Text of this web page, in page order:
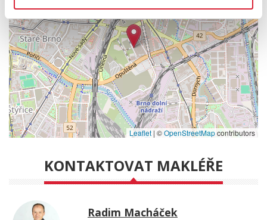
Leaflet | ©OpenStreetMapcontributors
KONTAKTOVAT MAKLÉŘE
Radim Macháček